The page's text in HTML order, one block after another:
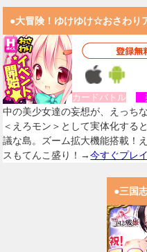
●大冒険！ゆけゆけ☆おさわり
カードバトル
中の美少女達の妄想が、えっち
＜えろモン＞として実体化する
議な島。ズーム拡大機能搭載！
スもてんこ盛り！→今すぐプレイ
●三国